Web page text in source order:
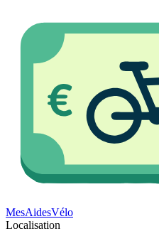
MesAidesVélo
Localisation